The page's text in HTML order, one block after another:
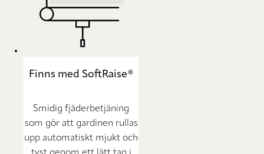
Finns med SoftRaise®
Smidig fjäderbetjäning
som gör att gardinen rullas
upp automatiskt mjukt och